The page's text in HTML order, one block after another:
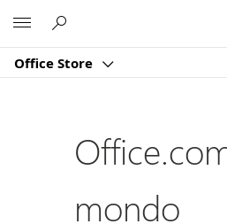
Office Store
mondo